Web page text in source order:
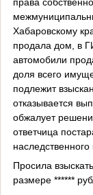
Хабаровскому
продала дом, в
автомобили
доля всего
подлежит
отказывается
обжалует
ответчица
Просила
размере ******